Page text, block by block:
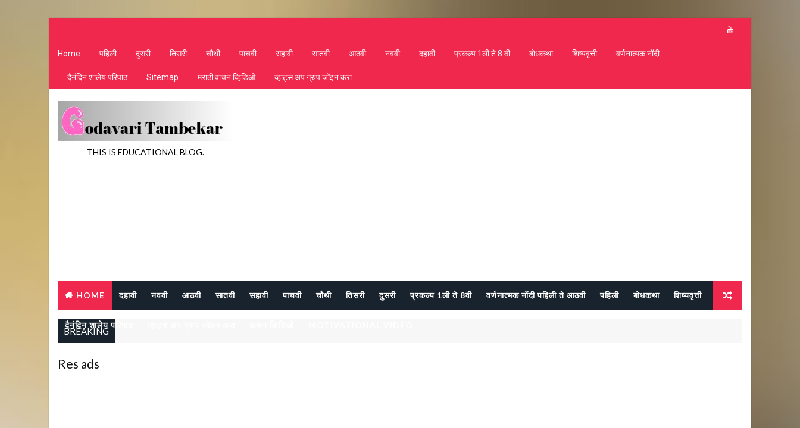
Home पहिली दुसरी तिसरी चौथी पाचवी सहावी सातवी आठवी नववी दहावी प्रकल्प 1ली ते 8 वी बोधकथा शिष्यवृत्ती वर्णनात्मक नोंदी
दैनंदिन शालेय परिपाठ Sitemap मराठी वाचन व्हिडिओ व्हाट्स अप ग्रुप जॉइन करा
THIS IS EDUCATIONAL BLOG.
HOME दहावी नववी आठवी सातवी सहावी पाचवी चौथी तिसरी दुसरी प्रकल्प 1ली ते 8वी वर्णनात्मक नोंदी पहिली ते आठवी पहिली बोधकथा शिष्यवृत्ती
दैनंदिन शालेय परिपाठ
BREAKING
Res ads